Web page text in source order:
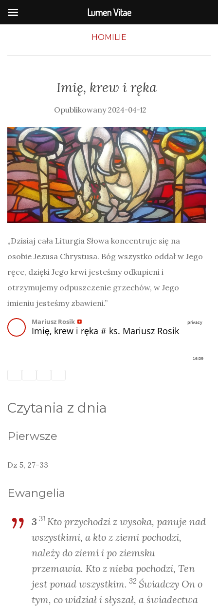
HOMILIE
Imię, krew i ręka
2024-04-12
„Dzisiaj cała Liturgia Słowa koncentruje się na
osobie Jezusa Chrystusa. Bóg wszystko oddał w Jego
ręce, dzięki Jego krwi jesteśmy odkupieni i
otrzymujemy odpuszczenie grzechów, w Jego
imieniu jesteśmy zbawieni.”
Czytania z dnia
Pierwsze
Dz 5, 27-33
Ewangelia
3 31 Kto przychodzi z wysoka, panuje nad
wszystkimi, a kto z ziemi pochodzi,
należy do ziemi i po ziemsku
przemawia. Kto z nieba pochodzi, Ten
jest ponad wszystkim. 32 Świadczy On o
tym, co widział i słyszał, a świadectwa
Lumen Vitae